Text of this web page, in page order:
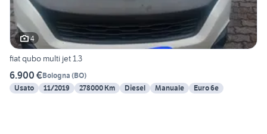
4
fiat qubo multi jet 1.3
6.900 €Bologna (BO)
Usato
11/2019 278000 Km Diesel Manuale Euro 6e